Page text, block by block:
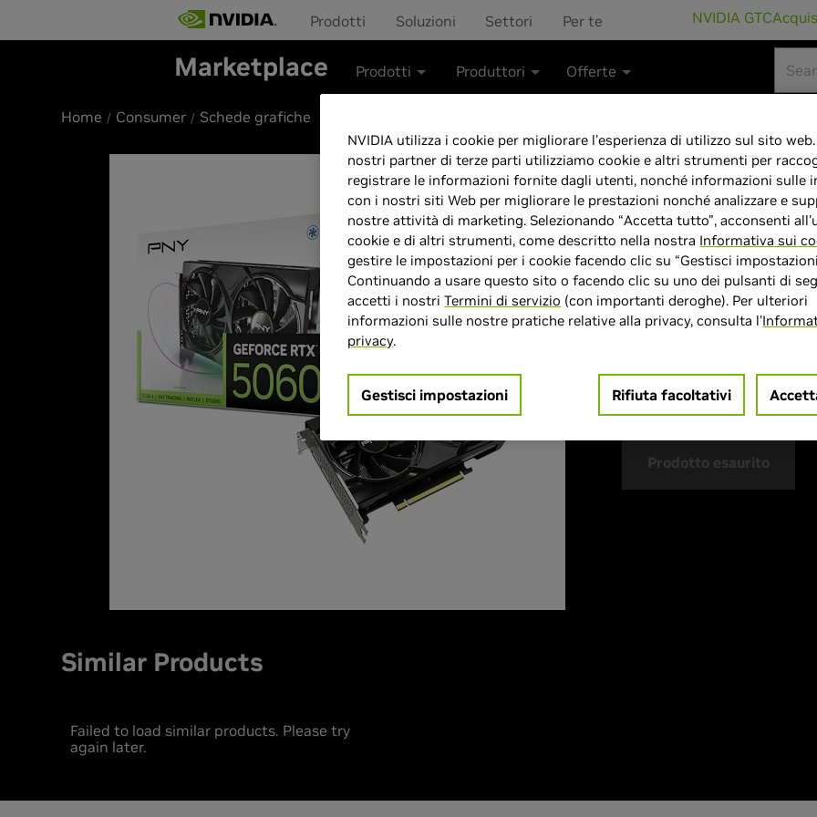
Prodotti Soluzioni Settori Per te NVIDIA GTC
Marketplace Prodotti Produttori Offerte
Home Consumer Schede grafiche
PNY Scheda
8GB Dual Fan
> MPN : VCG50608DFXPB1
Prodotto esaurito
Similar Products
Failed to load similar products. Please try
again later.
NVIDIA utilizza i cookie per migliorare l'esperienza di utilizzo sul sito
nostri partner di terze parti utilizziamo cookie e altri strumenti per
registrare le informazioni fornite dagli utenti, nonché informazioni sulle
con i nostri siti Web per migliorare le prestazioni nonché analizzare e
nostre attività di marketing. Selezionando “Accetta tutto”, acconsenti
cookie e di altri strumenti, come descritto nella nostra Informativa sui
gestire le impostazioni per i cookie facendo clic su “Gestisci
Continuando a usare questo sito o facendo clic su uno dei pulsanti di
accetti i nostriTermini di servizio (con importanti deroghe). Per ulteriori
informazioni sulle nostre pratiche relative alla privacy, consulta l'
privacy.
Gestisci impostazioni Rifiuta facoltativi